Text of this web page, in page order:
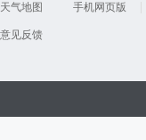
天气地图 手机网页版
意见反馈